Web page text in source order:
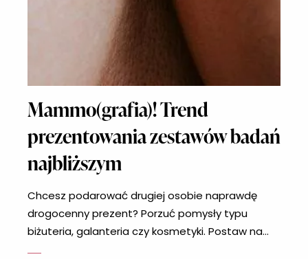
Mammo(grafia)! Trend
prezentowania zestawów badań
najbliższym
Chcesz podarować drugiej osobie naprawdę
drogocenny prezent? Porzuć pomysły typu
biżuteria, galanteria czy kosmetyki. Postaw na